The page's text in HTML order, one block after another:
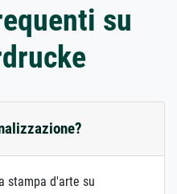
su
stampa d'arte su